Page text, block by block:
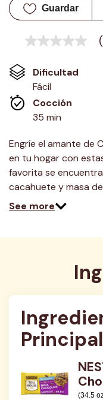
Guardar
Sin
en
misma
página.
Dificultad
Fácil
Cocción
35 min
Engríe el amante de
en tu hogar con
favorita se
cacahuete y masa
See more
(34.5